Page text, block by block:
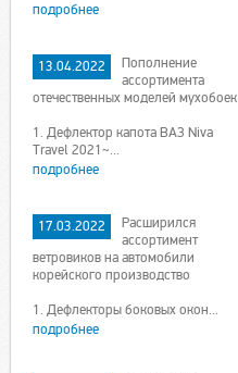
подробнее
13.04.2022
Пополнение
ассортимента
отечественных моделей мухобоек
1. Дефлектор капота ВАЗ Niva
Travel 2021~...
подробнее
17.03.2022
Расширился
ассортимент
ветровиков на автомобили
корейского производство
1. Дефлекторы боковых окон...
подробнее